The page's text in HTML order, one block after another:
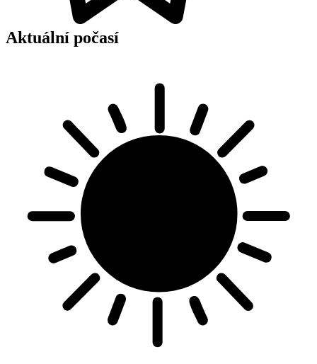
Aktuální počasí